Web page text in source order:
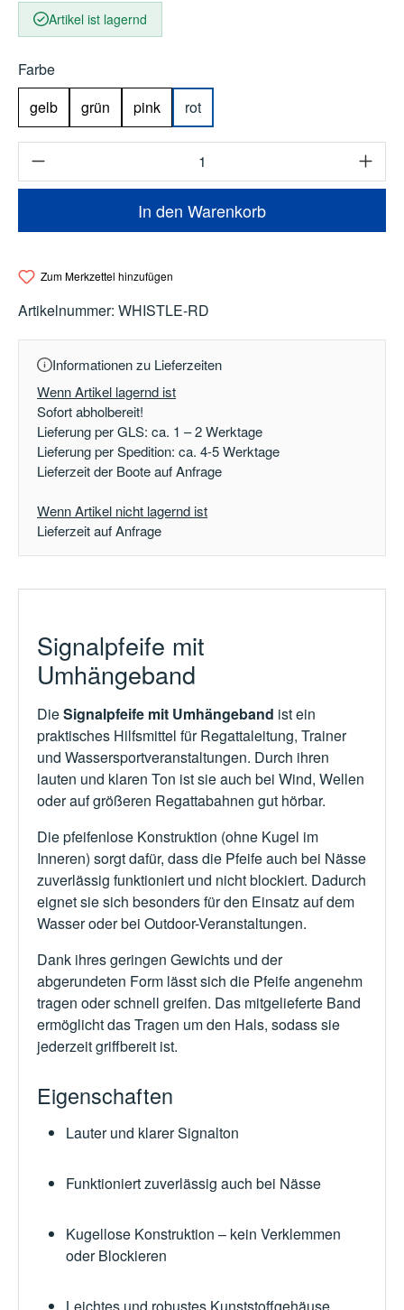
Artikel ist lagernd
Farbeauswählen
gelb
grün pink rot
Produkt Anzahl: Gib den gewünschten
In den Warenkorb
Zum Merkzettel hinzufügen
Artikelnummer: WHISTLE-RD
Informationen zu Lieferzeiten
Wenn Artikel lagernd ist
Sofort abholbereit!
Lieferung per GLS: ca. 1 – 2 Werktage
Lieferung per Spedition: ca. 4-5 Werktage
Lieferzeit der Boote auf Anfrage
Wenn Artikel nicht lagernd ist
Lieferzeit auf Anfrage
Signalpfeife mit
Umhängeband
DieSignalpfeife mit Umhängeband ist ein
praktisches Hilfsmittel für Regattaleitung, Trainer
und Wassersportveranstaltungen. Durch ihren
lauten und klaren Ton ist sie auch bei Wind, Wellen
oder auf größeren Regattabahnen gut hörbar.
Die pfeifenlose Konstruktion (ohne Kugel im
Inneren) sorgt dafür, dass die Pfeife auch bei Nässe
zuverlässig funktioniert und nicht blockiert. Dadurch
eignet sie sich besonders für den Einsatz auf dem
Wasser oder bei Outdoor-Veranstaltungen.
Dank ihres geringen Gewichts und der
abgerundeten Form lässt sich die Pfeife angenehm
tragen oder schnell greifen. Das mitgelieferte Band
ermöglicht das Tragen um den Hals, sodass sie
jederzeit griffbereit ist.
Eigenschaften
Lauter und klarer Signalton
Funktioniert zuverlässig auch bei Nässe
Kugellose Konstruktion – kein Verklemmen
oder Blockieren
Leichtes und robustes Kunststoffgehäuse